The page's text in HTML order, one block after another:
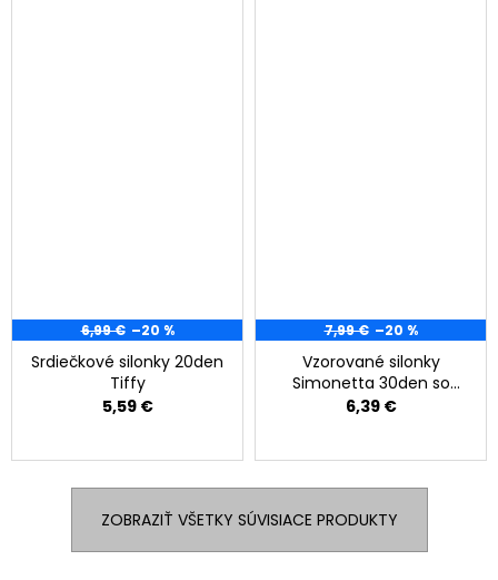
6,99 € –20 %
Srdiečkové silonky 20den
Tiffy
5,59 €
7,99 € –20 %
Vzorované silonky
Simonetta 30den so
vzorom tváre
6,39 €
ZOBRAZIŤ VŠETKY SÚVISIACE PRODUKTY